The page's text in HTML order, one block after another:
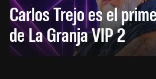
Carlos Trejo es el
de La Granja VIP 2